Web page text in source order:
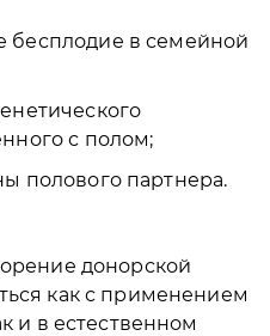
бесплодие в семейной
с полом;
полового партнера.
донорской
как с применением
и в естественном